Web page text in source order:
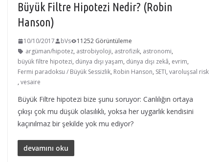
Büyük Filtre Hipotezi Nedir? (Robin
Hanson)
10/10/2017 bVs
11252 Görüntüleme
argüman/hipotez, astrobiyoloji, astrofizik, astronomi,
büyük filtre hipotezi, dünya dışı yaşam, dünya dışı zekâ, evrim,
Fermi paradoksu / Büyük Sessizlik, Robin Hanson, SETI, varoluşsal risk
, vesaire
Büyük Filtre hipotezi bize şunu soruyor: Canlılığın ortaya
çıkışı çok mu düşük olasılıklı, yoksa her uygarlık kendisini
kaçınılmaz bir şekilde yok mu ediyor?
devamını oku